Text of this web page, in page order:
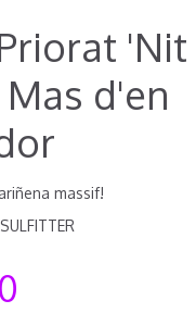
d'en
massif!